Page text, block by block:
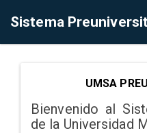
Sistema
UMSA
Bienvenido al
de la Universidad